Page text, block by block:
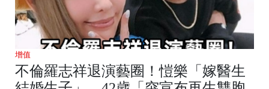
增值
不倫羅志祥退演藝圈！愷樂「嫁醫生